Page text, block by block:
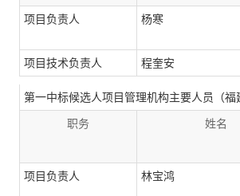
项目负责人 杨寒
项目技术负责人 程奎安
第一中标候选人项目管理机构主要人员（
职务 姓名
项目负责人 林宝鸿